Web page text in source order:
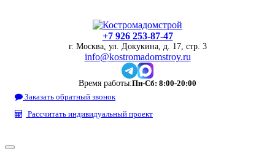
+7 926 253-87-47
г. Москва, ул. Докукина, д. 17, стр. 3
info@kostromadomstroy.ru
Время работы:Пн-Сб: 8:00-20:00
Заказать обратный звонок
Рассчитать индивидуальный проект